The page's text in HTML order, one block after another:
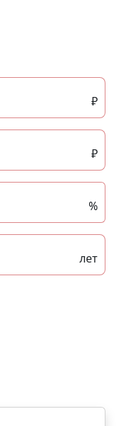
₽
₽
%
лет